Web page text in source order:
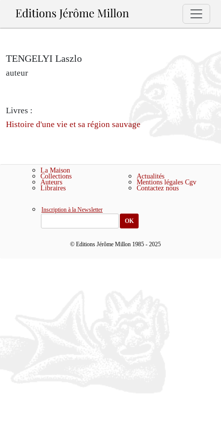
TENGELYI Laszlo
auteur
Livres :
Histoire d'une vie et sa région sauvage
La Maison
Collections
Auteurs
Libraires
Actualités
Mentions légales Cgv
Contactez nous
Inscription à la Newsletter
OK
© Editions Jérôme Millon 1985 - 2025